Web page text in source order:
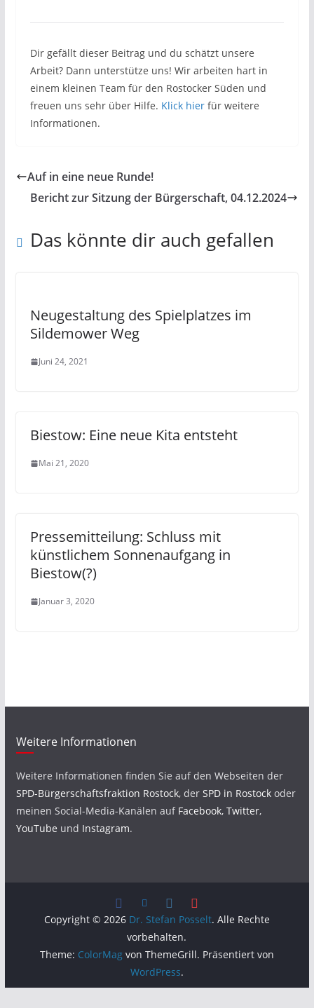
Dir gefällt dieser Beitrag und du schätzt unsere
Arbeit? Dann unterstütze uns! Wir arbeiten hart in
einem kleinen Team für den Rostocker Süden und
freuen uns sehr über Hilfe. Klick hierfür weitere
Informationen.
Auf in eine neue Runde!
Bericht zur Sitzung der Bürgerschaft, 04.12.2024
Das könnte dir auch gefallen
Neugestaltung des Spielplatzes im
Sildemower Weg
Juni 24, 2021
Biestow: Eine neue Kita entsteht
Mai 21, 2020
Pressemitteilung: Schluss mit
künstlichem Sonnenaufgang in
Biestow(?)
Januar 3, 2020
Weitere Informationen
Weitere Informationen finden Sie auf den Webseiten der
SPD-Bürgerschaftsfraktion Rostock, der SPD in Rostockoder
meinen Social-Media-Kanälen auf Facebook, Twitter,
YouTube und Instagram.
Copyright © 2026 Dr. Stefan Posselt. Alle Rechte
vorbehalten.
Theme: ColorMagvon ThemeGrill. Präsentiert von
WordPress.